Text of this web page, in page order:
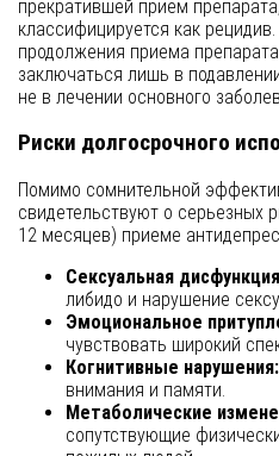
прекратившей прием
классифицируется как рецидив.
продолжения приема
заключаться лишь в
не в лечении основного
Риски долгосрочного
Помимо сомнительной
свидетельствуют о серьезных
12 месяцев) приеме
Сексуальная
либидо и нарушение
Эмоциональное
чувствовать широкий
Когнитивные нарушения:
внимания и памяти.
Метаболические
сопутствующие